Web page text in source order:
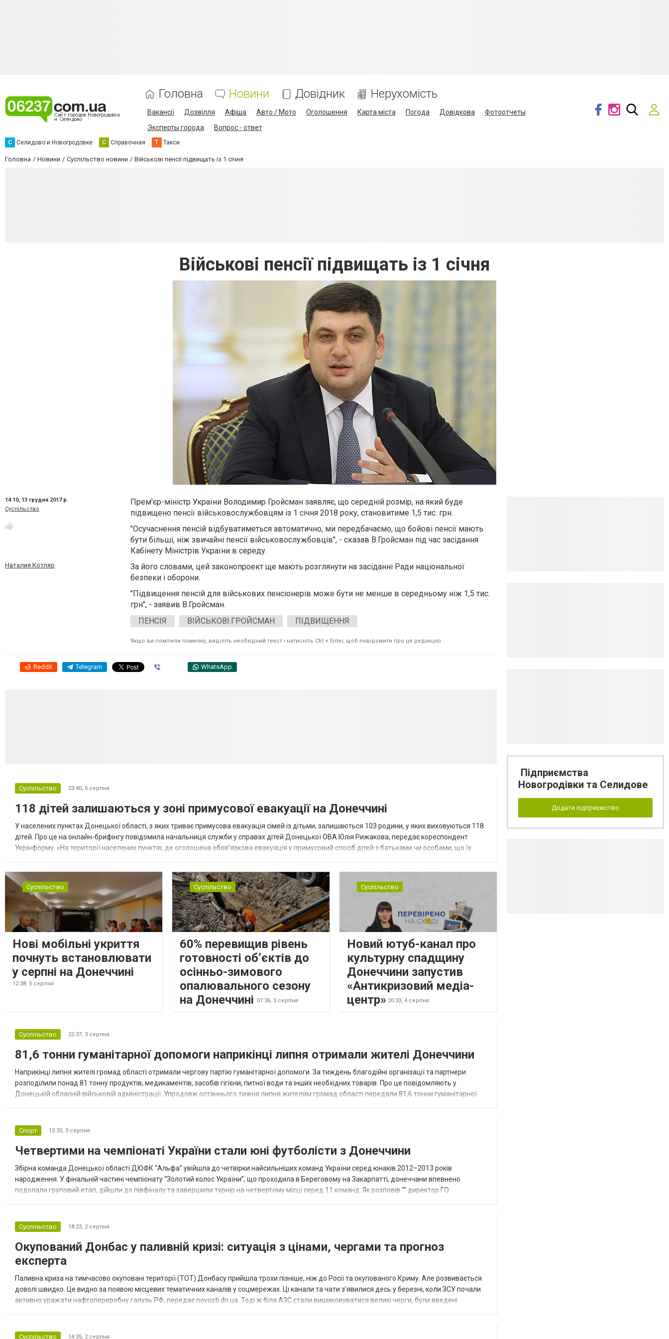
Головна Новини Довідник Нерухомість
Вакансії Дозвілля Афіша Авто / Мото Оголошення Карта міста Погода Довідкова
Фотоотчеты
Эксперты города
Вопрос - ответ
С Селидово и Новогродовке С Справочная Т Такси
Головна Новини Суспільство новини Військові пенсії підвищать із 1 січня
Військові пенсії підвищать із 1 січня
14:10, 13 грудня 2017 р.
Суспільство
Наталия Котляр
Прем'єр-міністр України Володимир Гройсман заявляє, що середній розмір, на який буде
підвищено пенсії військовослужбовцям із 1 січня 2018 року, становитиме 1,5 тис. грн.
"Осучаснення пенсій відбуватиметься автоматично, ми передбачаємо, що бойові пенсії мають
бути більші, ніж звичайні пенсії військовослужбовців", - сказав В.Гройсман під час засідання
Кабінету Міністрів України в середу.
За його словами, цей законопроект ще мають розглянути на засіданні Ради національної
безпеки і оборони.
"Підвищення пенсій для військових пенсіонерів може бути не менше в середньому ніж 1,5 тис.
грн", - заявив В.Гройсман.
ПЕНСІЯ
ВІЙСЬКОВІ.ГРОЙСМАН ПІДВИЩЕННЯ
Якщо ви помітили помилку, виділіть необхідний текст і натисніть Ctrl + Enter, щоб повідомити про це редакцію
Reddit Telegram WhatsApp
Суспільство 23:40, 5 серпня
118 дітей залишаються у зоні примусової евакуації на Донеччині
У населених пунктах Донецької області, з яких триває примусова евакуація сімей із дітьми, залишаються 103 родини, у яких виховуються 118
дітей. Про це на онлайн-брифінгу повідомила начальниця служби у справах дітей Донецької ОВА Юлія Рижакова, передає кореспондент
Укрінформу. «На території населених пунктів, де оголошена обов’язкова евакуація у примусовий спосіб дітей з батьками чи особами, що їх
Суспільство
Нові мобільні укриття
почнуть встановлювати
у серпні на Донеччині
12:38, 5 серпня
Суспільство
60% перевищив рівень
готовності об’єктів до
осінньо-зимового
опалювального сезону
на Донеччині
07:36, 5 серпня
Суспільство
Новий ютуб-канал про
культурну спадщину
Донеччини запустив
«Антикризовий медіа-
центр» 20:33, 4 серпня
Суспільство 22:37, 3 серпня
81,6 тонни гуманітарної допомоги наприкінці липня отримали жителі Донеччини
Наприкінці липня жителі громад області отримали чергову партію гуманітарної допомоги. За тиждень благодійні організації та партнери
розподілили понад 81 тонну продуктів, медикаментів, засобів гігієни, питної води та інших необхідних товарів. Про це повідомляють у
Донецькій обласній військовій адміністрації. Упродовж останнього тижня липня жителям громад області передали 81,6 тонни гуманітарної
Спорт 12:35, 3 серпня
Четвертими на чемпіонаті України стали юні футболісти з Донеччини
Збірна команда Донецької області ДЮФК “Альфа” увійшла до четвірки найсильніших команд України серед юнаків 2012–2013 років
народження. У фінальній частині чемпіонату “Золотий колос України”, що проходила в Береговому на Закарпатті, донеччани впевнено
подолали груповий етап, дійшли до півфіналу та завершили турнір на четвертому місці серед 11 команд. Як розповів “” директор ГО
Суспільство 18:23, 2 серпня
Окупований Донбас у паливній кризі: ситуація з цінами, чергами та прогноз
експерта
Паливна криза на тимчасово окуповані території (ТОТ) Донбасу прийшла трохи пізніше, ніж до Росії та окупованого Криму. Але розвивається
доволі швидко. Це видно за появою місцевих тематичних каналів у соцмережах. Ці канали та чати з’явилися десь у березні, коли ЗСУ почали
активно уражати нафтопереробну галузь РФ, передає novosti.dn.ua. Тоді ж біля АЗС стали вишиковуватися великі черги, були введені
Суспільство 14:35, 2 серпня
Підприємства
Новогродівки та Селидове
Додати підприємство